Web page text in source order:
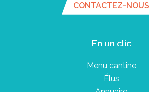
CONTACTEZ-NOUS
En un clic
Menu cantine
Élus